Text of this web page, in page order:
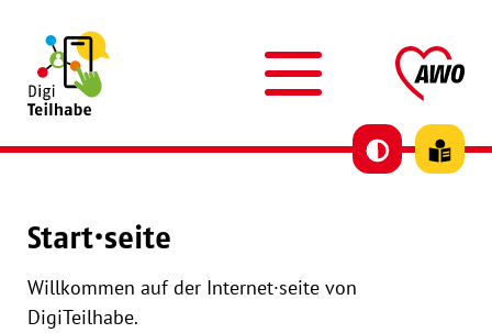
AWO DigiTeilhabe
Start·seite
Willkommen auf der Internet·seite von
DigiTeilhabe.